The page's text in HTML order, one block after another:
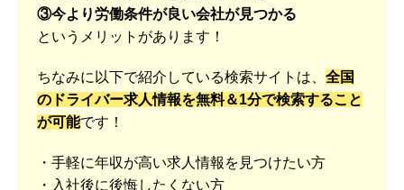
③今より労働条件が良い会社が見つかる
というメリットがあります！
ちなみに以下で紹介している検索サイトは、 全国
のドライバー求人情報を無料＆1分で検索すること
が可能です！
・手軽に年収が高い求人情報を見つけたい方
・入社後に後悔したくない方